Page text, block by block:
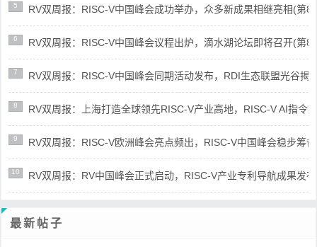
5 RV双周报：RISC-V中国峰会成功举办，众多新成果相继亮相(第
6 RV双周报：RISC-V中国峰会议程出炉，滴水湖论坛即将召开(第
7 RV双周报：RISC-V中国峰会同期活动发布，RDI生态联盟光谷揭
8 RV双周报：上海打造全球领先RISC-V产业高地，RISC-V AI指令
9 RV双周报：RISC-V欧洲峰会亮点频出，RISC-V中国峰会稳步筹
10 RV双周报：RV中国峰会正式启动，RISC-V产业专利导航成果发
最新帖子